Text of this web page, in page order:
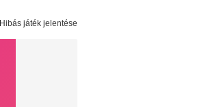
Hibás játék jelentése